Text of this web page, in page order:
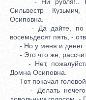
Сильвестр
Осиповна.
- Да дайте, по
восемьдесят пять, -
- Но у меня и денег
- Это что же,
- Нет,
Домна Осиповна.
Тот покачал головой.
- Делать нечего-